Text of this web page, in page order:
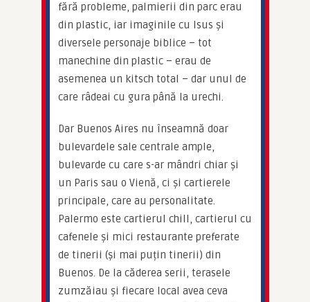
fără probleme, palmierii din parc erau
din plastic, iar imaginile cu Isus și
diversele personaje biblice – tot
manechine din plastic – erau de
asemenea un kitsch total – dar unul de
care râdeai cu gura până la urechi.
Dar Buenos Aires nu înseamnă doar
bulevardele sale centrale ample,
bulevarde cu care s-ar mândri chiar și
un Paris sau o Vienă, ci și cartierele
principale, care au personalitate.
Palermo este cartierul chill, cartierul cu
cafenele și mici restaurante preferate
de tinerii (și mai puțin tinerii) din
Buenos. De la căderea serii, terasele
zumzăiau și fiecare local avea ceva